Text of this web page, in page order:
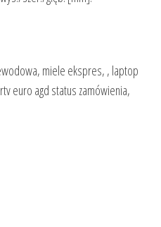
miele ekspres, , laptop
euro agd status zamówienia,